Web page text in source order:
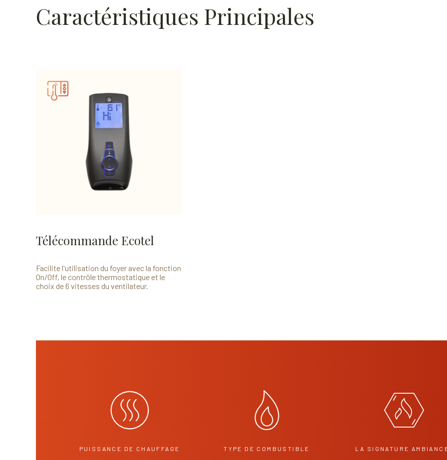
Caractéristiques Principales
Télécommande Ecotel
Facilite l'utilisation du foyer avec la fonction
On/Off, le contrôle thermostatique et le
choix de 6 vitesses du ventilateur.
PUISSANCE DE CHAUFFAGE TYPE DE COMBUSTIBLE LA SIGNATURE